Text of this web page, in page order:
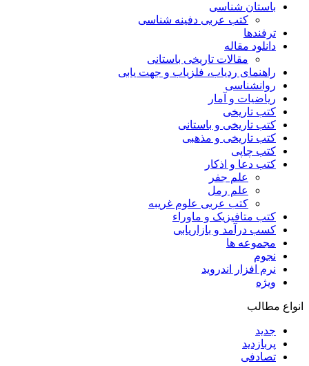
باستان شناسی
کتب عربی دفینه شناسی
ترفندها
دانلود مقاله
مقالات تاریخی باستانی
راهنمای ردیاب، فلزیاب و جهت یابی
روانشناسی
ریاضیات و آمار
کتب تاریخی
کتب تاریخی و باستانی
کتب تاریخی و مذهبی
کتب چاپی
کتب دعا و اذکار
علم جفر
علم رمل
کتب عربی علوم غریبه
کتب متافیزیک و ماوراء
کسب درآمد و بازاریابی
مجموعه ها
نجوم
نرم افزار اندروید
ویژه
انواع مطالب
جدید
پربازدید
تصادفی